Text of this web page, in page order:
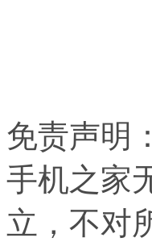
免责声明
手机之家
立，不对